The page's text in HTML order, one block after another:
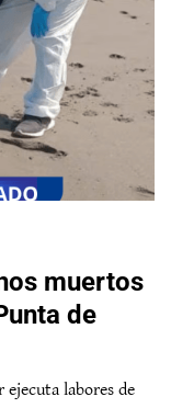
muertos
de
labores de